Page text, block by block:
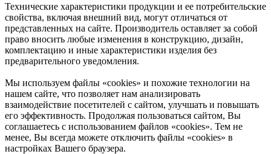
Технические характеристики продукции и ее потребительские
свойства, включая внешний вид, могут отличаться от
представленных на сайте. Производитель оставляет за собой
право вносить любые изменения в конструкцию, дизайн,
комплектацию и иные характеристики изделия без
предварительного уведомления.
Мы используем файлы «cookies» и похожие технологии на
нашем сайте, что позволяет нам анализировать
взаимодействие посетителей с сайтом, улучшать и повышать
его эффективность. Продолжая пользоваться сайтом, Вы
соглашаетесь с использованием файлов «cookies». Тем не
менее, Вы всегда можете отключить файлы «cookies» в
настройках Вашего браузера.